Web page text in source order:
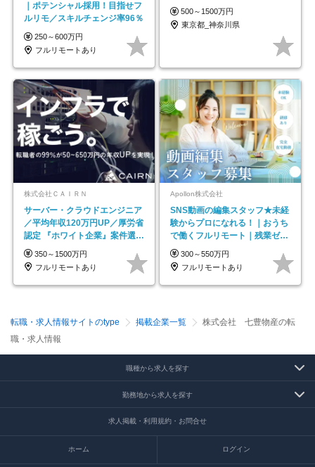
｜ポテンシャル採用！目指せフ
ルリモ／スキルチェンジ率96％
250～600万円
フルリモートあり
500～1500万円
東京都_神奈川県
株式会社ＣＡＩＲＮ
サーバー・クラウドエンジニア
／平均年収120万円UP／厚労省
認定 『ホワイト企業』案件選択
制度／年休129日
350～1500万円
フルリモートあり
Apollon株式会社
SNS動画の編集スタッフ★未経
験からプロになれる！｜おうち
で働くフルリモート｜残業ゼロ
で18時退勤◎
300～550万円
フルリモートあり
転職・求人情報サイトのtype 掲載企業一覧
株式会社 七豊物産の転
職・求人情報
職種から求人を探す
勤務地から求人を探す
求人掲載・利用規約・お問合せ
ホーム ログイン